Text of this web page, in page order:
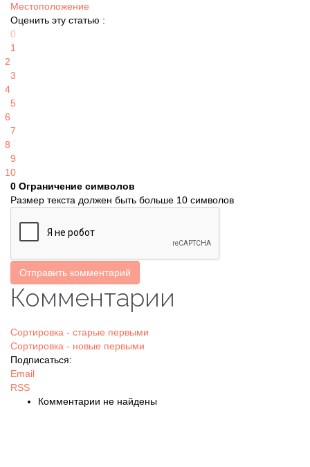
Местоположение
Оценить эту статью :
0
1
2
3
4
5
6
7
8
9
10
0 Ограничение символов
Размер текста должен быть больше 10 символов
Отправить комментарий
Комментарии
Сортировка - старые первыми
Сортировка - новые первыми
Подписаться:
Email
RSS
Комментарии не найдены